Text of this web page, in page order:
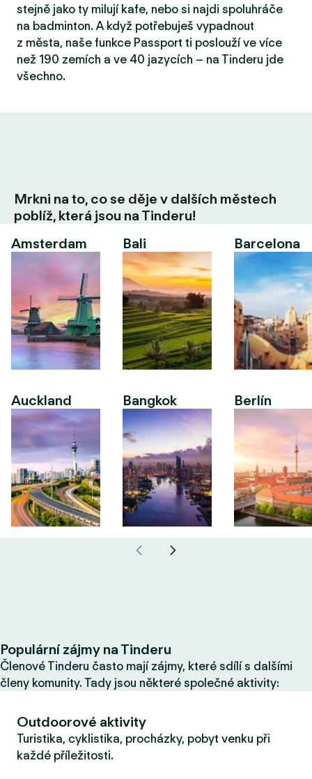
stejně jako ty milují kafe, nebo si najdi spoluhráče
na badminton. A když potřebuješ vypadnout
z města, naše funkce Passport ti poslouží ve více
než 190 zemích a ve 40 jazycích – na Tinderu jde
všechno.
Mrkni na to, co se děje v dalších městech
poblíž, která jsou na Tinderu!
Amsterdam
Auckland
Bali
Bangkok
Barcelona
Berlín
Populární zájmy na Tinderu
Členové Tinderu často mají zájmy, které sdílí s dalšími
členy komunity. Tady jsou některé společné aktivity:
Outdoorové aktivity
Turistika, cyklistika, procházky, pobyt venku při
každé příležitosti.